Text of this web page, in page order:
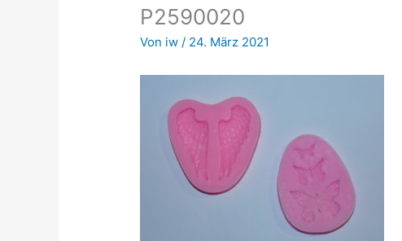
P2590020
Von iw/ 24. März 2021